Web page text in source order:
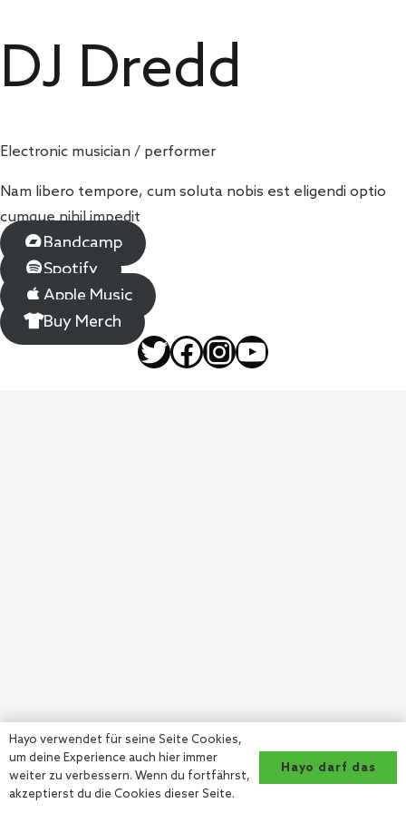
DJ Dredd
Electronic musician / performer
Nam libero tempore, cum soluta nobis est eligendi optio
cumque nihil impedit
Bandcamp
Spotify
Apple Music
Buy Merch
Twitter
Facebook
Instagram
YouTube
Hayo verwendet für seine Seite Cookies,
um deine Experience auch hier immer
weiter zu verbessern. Wenn du fortfährst,
akzeptierst du die Cookies dieser Seite.
Hayo darf das